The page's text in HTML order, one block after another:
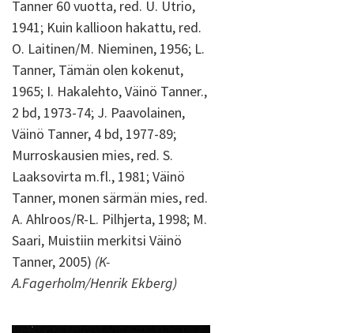
Tanner 60 vuotta, red. U. Utrio,
1941; Kuin kallioon hakattu, red.
O. Laitinen/M. Nieminen, 1956; L.
Tanner, Tämän olen kokenut,
1965; I. Hakalehto, Väinö Tanner.,
2 bd, 1973-74; J. Paavolainen,
Väinö Tanner, 4 bd, 1977-89;
Murroskausien mies, red. S.
Laaksovirta m.fl., 1981; Väinö
Tanner, monen särmän mies, red.
A. Ahlroos/R-L. Pilhjerta, 1998; M.
Saari, Muistiin merkitsi Väinö
Tanner, 2005) (K-
A.Fagerholm/Henrik Ekberg)